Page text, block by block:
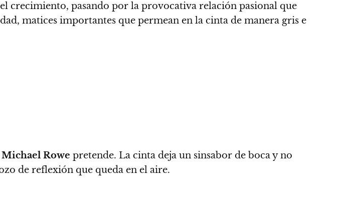
crecimiento, pasando por la provocativa relación pasional que
matices importantes que permean en la cinta de manera gris e
Michael Rowe pretende. La cinta deja un sinsabor de boca y no
de reflexión que queda en el aire.